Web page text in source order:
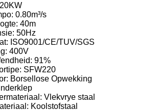
0.80m³/s
40m
50Hz
ISO9001/CE/TUV/SGS
400V
91%
SFW220
Borsellose Opwekking
Vlekvrye staal
Koolstofstaal